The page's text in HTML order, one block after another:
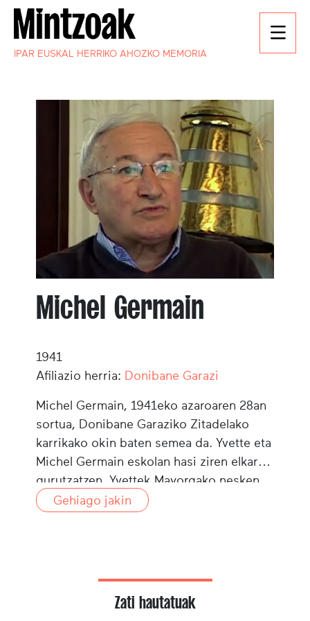
IPAR EUSKAL HERRIKO AHOZKO MEMORIA
Michel Germain
1941
Afiliazio herria: Donibane Garazi
Michel Germain, 1941eko azaroaren 28an
sortua, Donibane Garaziko Zitadelako
karrikako okin baten semea da. Yvette eta
Michel Germain eskolan hasi ziren elkar
gurutzatzen. Yvettek Mayorgako nesken
eskolan ikasi zuen (hiri erdiko Sainte-
1955ean, Garaztarrak taldea sortu zelarik,
Michel berehala sartu zen eta Yvette bost
Gehiago jakin
Zati hautatuak